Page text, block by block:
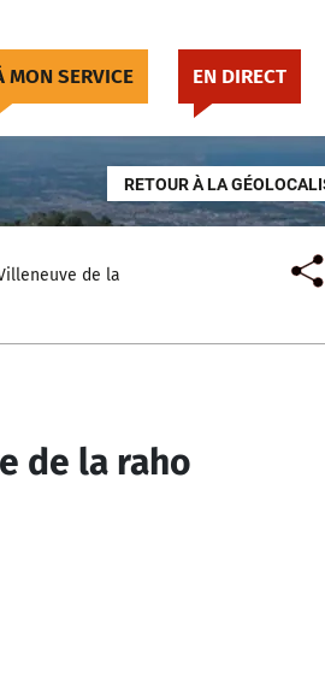
MON SERVICE EN DIRECT
RETOUR À LA
de la
de la raho